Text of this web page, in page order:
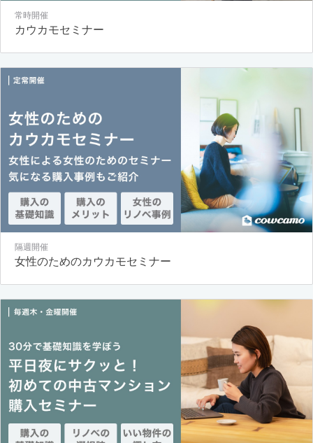
常時開催
カウカモセミナー
隔週開催
女性のためのカウカモセミナー